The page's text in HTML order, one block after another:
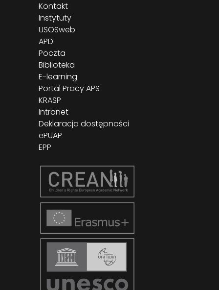
Kontakt
Instytuty
USOSweb
APD
Poczta
Biblioteka
E-learning
Portal Pracy APS
KRASP
Intranet
Deklaracja dostępności
ePUAP
EPP